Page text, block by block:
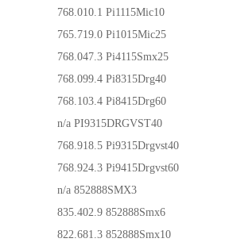
768.010.1 Pi1115Mic10
765.719.0 Pi1015Mic25
768.047.3 Pi4115Smx25
768.099.4 Pi8315Drg40
768.103.4 Pi8415Drg60
n/a PI9315DRGVST40
768.918.5 Pi9315Drgvst40
768.924.3 Pi9415Drgvst60
n/a 852888SMX3
835.402.9 852888Smx6
822.681.3 852888Smx10